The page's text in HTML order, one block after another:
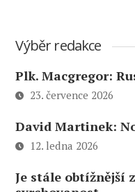
Výběr redakce
Plk. Macgregor:
23. července 2026
David Martinek:
12. ledna 2026
Je stále obtížnější